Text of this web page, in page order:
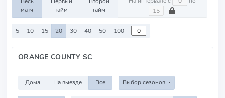
матч
тайм
тайм
5 10 15 20 30 40 50 100
ORANGE COUNTY SC
Дома На выезде Все Выбор сезонов